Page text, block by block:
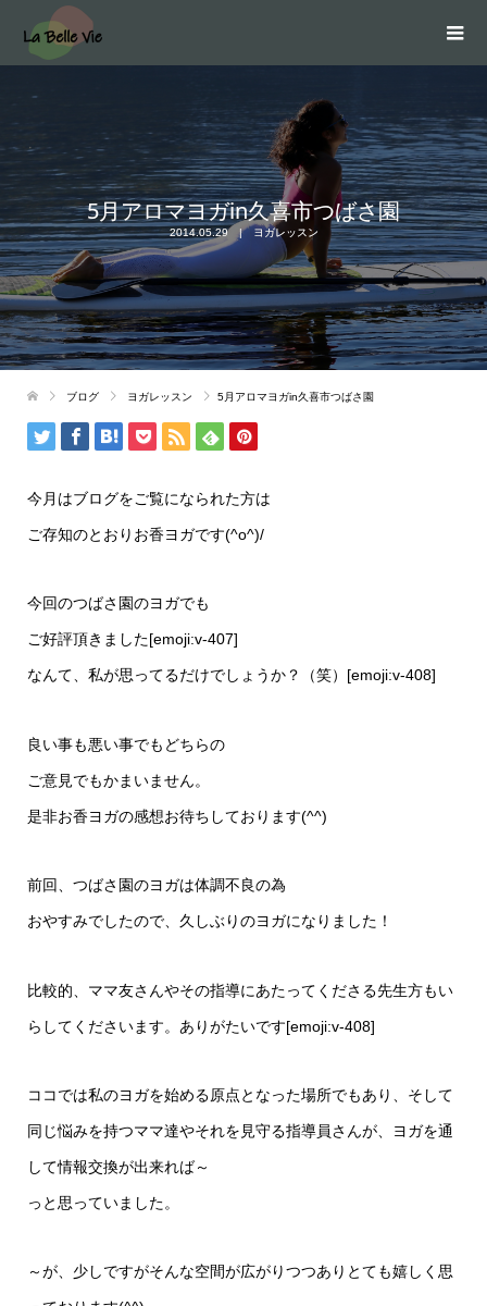
5月アロマヨガin久喜市つばさ園
2014.05.29 ヨガレッスン
ブログ ヨガレッスン 5月アロマヨガin久喜市つばさ園
今月はブログをご覧になられた方は
ご存知のとおりお香ヨガです(^o^)/
今回のつばさ園のヨガでも
ご好評頂きました[emoji:v-407]
なんて、私が思ってるだけでしょうか？（笑）[emoji:v-408]
良い事も悪い事でもどちらの
ご意見でもかまいません。
是非お香ヨガの感想お待ちしております(^^)
前回、つばさ園のヨガは体調不良の為
おやすみでしたので、久しぶりのヨガになりました！
比較的、ママ友さんやその指導にあたってくださる先生方もい
らしてくださいます。ありがたいです[emoji:v-408]
ココでは私のヨガを始める原点となった場所でもあり、そして
同じ悩みを持つママ達やそれを見守る指導員さんが、ヨガを通
して情報交換が出来れば～
っと思っていました。
～が、少しですがそんな空間が広がりつつありとても嬉しく思